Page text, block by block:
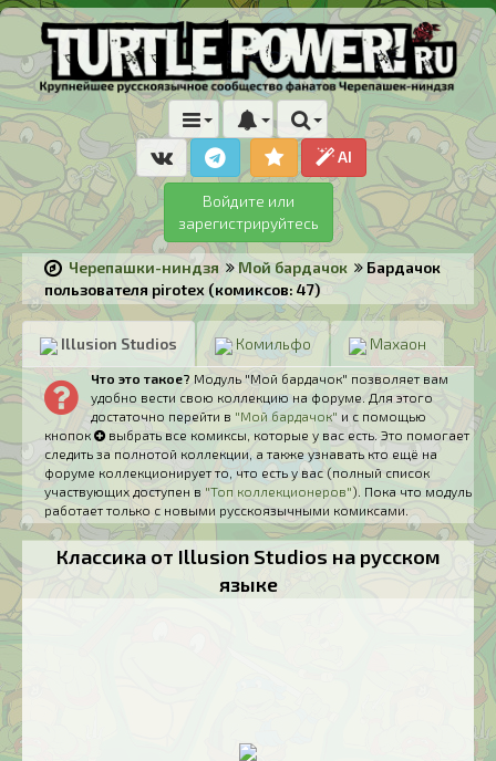
AI
Войдите или
зарегистрируйтесь
Черепашки-ниндзя Мой бардачок
Бардачок
пользователя pirotex (комиксов: 47)
Illusion Studios Комильфо Махаон
Что это такое? Модуль "Мой бардачок" позволяет вам
удобно вести свою коллекцию на форуме. Для этого
достаточно перейти в "Мой бардачок" и с помощью
кнопок
выбрать все комиксы, которые у вас есть. Это помогает
следить за полнотой коллекции, а также узнавать кто ещё на
форуме коллекционирует то, что есть у вас (полный список
участвующих доступен в "Топ коллекционеров"). Пока что модуль
работает только с новыми русскоязычными комиксами.
Классика от Illusion Studios на русском
языке